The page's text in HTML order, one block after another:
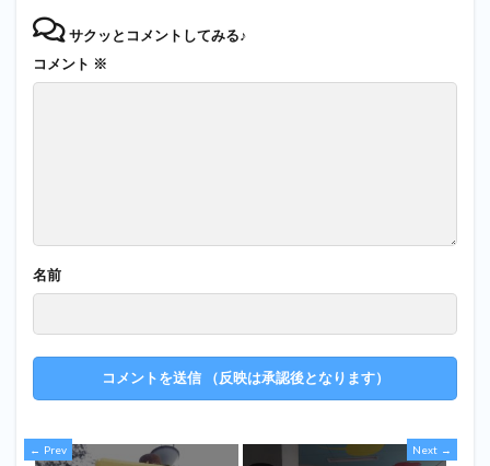
サクッとコメントしてみる♪
コメント ※
名前
Prev Next